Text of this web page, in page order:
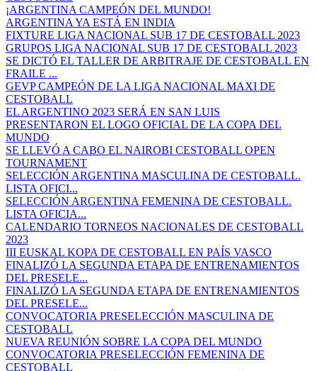
¡ARGENTINA CAMPEÓN DEL MUNDO!
ARGENTINA YA ESTÁ EN INDIA
FIXTURE LIGA NACIONAL SUB 17 DE CESTOBALL 2023
GRUPOS LIGA NACIONAL SUB 17 DE CESTOBALL 2023
SE DICTÓ EL TALLER DE ARBITRAJE DE CESTOBALL EN
FRAILE ...
GEVP CAMPEÓN DE LA LIGA NACIONAL MAXI DE
CESTOBALL
EL ARGENTINO 2023 SERÁ EN SAN LUIS
PRESENTARON EL LOGO OFICIAL DE LA COPA DEL
MUNDO
SE LLEVÓ A CABO EL NAIROBI CESTOBALL OPEN
TOURNAMENT
SELECCIÓN ARGENTINA MASCULINA DE CESTOBALL.
LISTA OFICI...
SELECCIÓN ARGENTINA FEMENINA DE CESTOBALL.
LISTA OFICIA...
CALENDARIO TORNEOS NACIONALES DE CESTOBALL
2023
III EUSKAL KOPA DE CESTOBALL EN PAÍS VASCO
FINALIZÓ LA SEGUNDA ETAPA DE ENTRENAMIENTOS
DEL PRESELE...
FINALIZÓ LA SEGUNDA ETAPA DE ENTRENAMIENTOS
DEL PRESELE...
CONVOCATORIA PRESELECCIÓN MASCULINA DE
CESTOBALL
NUEVA REUNIÓN SOBRE LA COPA DEL MUNDO
CONVOCATORIA PRESELECCIÓN FEMENINA DE
CESTOBALL